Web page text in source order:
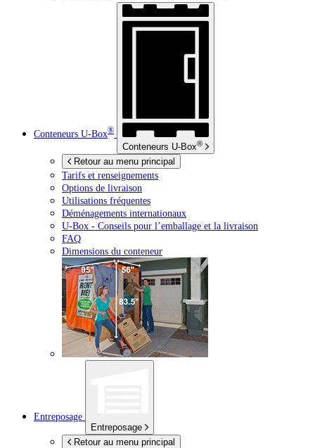
Conteneurs U-Box®
Conteneurs U-Box®
Retour au menu principal
Tarifs et renseignements
Options de livraison
Utilisations fréquentes
Déménagements internationaux
U-Box - Conseils pour l’emballage et la livraison
FAQ
Dimensions du conteneur
Entreposage
Entreposage
Retour au menu principal